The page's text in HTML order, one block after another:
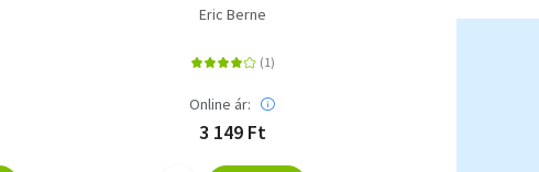
Eric Berne
Online ár:
3 149 Ft